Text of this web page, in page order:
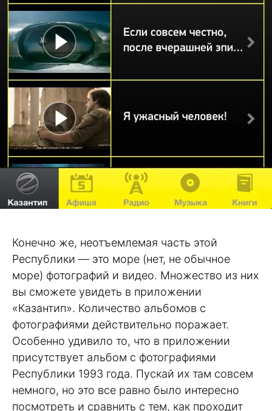
Конечно же, неотъемлемая часть этой
Республики — это море (нет, не обычное
море) фотографий и видео. Множество из них
вы сможете увидеть в приложении
«Казантип». Количество альбомов с
фотографиями действительно поражает.
Особенно удивило то, что в приложении
присутствует альбом с фотографиями
Республики 1993 года. Пускай их там совсем
немного, но это все равно было интересно
посмотреть и сравнить с тем, как проходит